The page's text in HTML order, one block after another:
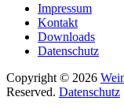
Impressum
Kontakt
Downloads
Datenschutz
Copyright © 2026
Reserved. Datenschutz